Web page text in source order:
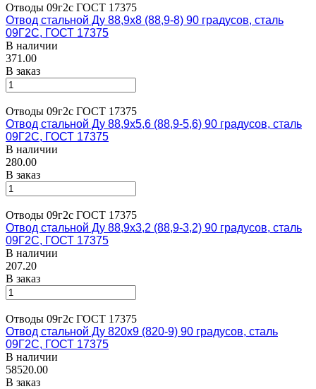
Отводы 09г2с ГОСТ 17375
Отвод стальной Ду 88,9х8 (88,9-8) 90 градусов, сталь
09Г2С, ГОСТ 17375
В наличии
371.00
В заказ
Отводы 09г2с ГОСТ 17375
Отвод стальной Ду 88,9х5,6 (88,9-5,6) 90 градусов, сталь
09Г2С, ГОСТ 17375
В наличии
280.00
В заказ
Отводы 09г2с ГОСТ 17375
Отвод стальной Ду 88,9х3,2 (88,9-3,2) 90 градусов, сталь
09Г2С, ГОСТ 17375
В наличии
207.20
В заказ
Отводы 09г2с ГОСТ 17375
Отвод стальной Ду 820х9 (820-9) 90 градусов, сталь
09Г2С, ГОСТ 17375
В наличии
58520.00
В заказ